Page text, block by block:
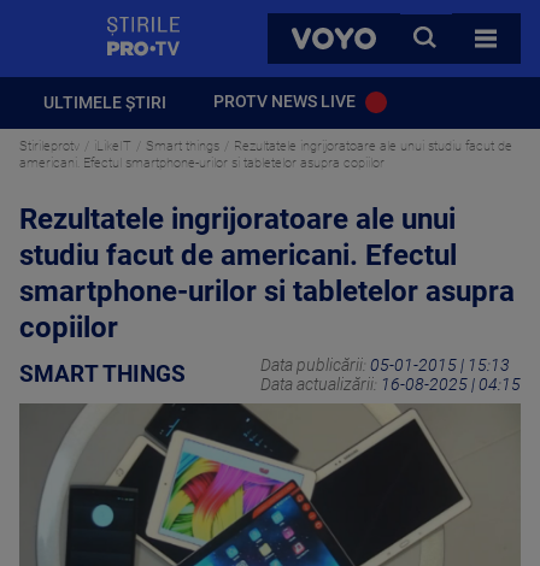
VOYO
CAUTA
TOATE
ULTIMELE ȘTIRI PROTV NEWS LIVE
Stirileprotv iLikeIT Smart things
Rezultatele ingrijoratoare ale unui studiu facut de
americani. Efectul smartphone-urilor si tabletelor asupra copiilor
Rezultatele ingrijoratoare ale unui
studiu facut de americani. Efectul
smartphone-urilor si tabletelor asupra
copiilor
SMART THINGS Data publicării: 05-01-2015 | 15:13
Data actualizării: 16-08-2025 | 04:15